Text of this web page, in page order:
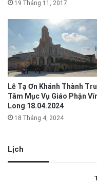
19 Tháng 11, 2017
Lễ Tạ Ơn Khánh Thành
Tâm Mục Vụ Giáo Phận
Long 18.04.2024
18 Tháng 4, 2024
Lịch